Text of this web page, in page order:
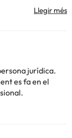
llits de matrimoni.
amb control
Podeu
Tota la
per part de
jurídica.
es fa en el